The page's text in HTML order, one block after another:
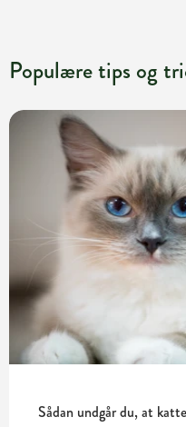
Populære tips og
Sådan undgår du, at